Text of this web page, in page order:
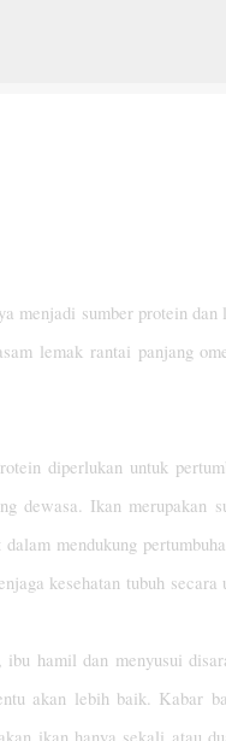
menjadi sumber protein dan
lemak rantai panjang
diperlukan untuk
dewasa. Ikan merupakan
mendukung
kesehatan tubuh secara
hamil dan menyusui
akan lebih baik. Kabar